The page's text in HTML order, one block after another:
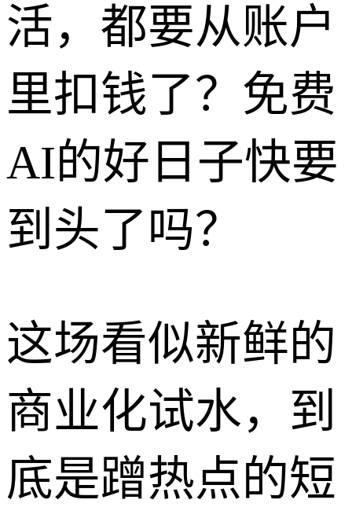
活，都要从账户
里扣钱了？免费
AI的好日子快要
到头了吗？
这场看似新鲜的
商业化试水，到
底是蹭热点的短